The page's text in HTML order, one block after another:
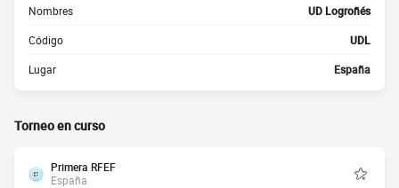
Nombres UD Logroñés
Código UDL
Lugar España
Torneo en curso
Primera RFEF
España